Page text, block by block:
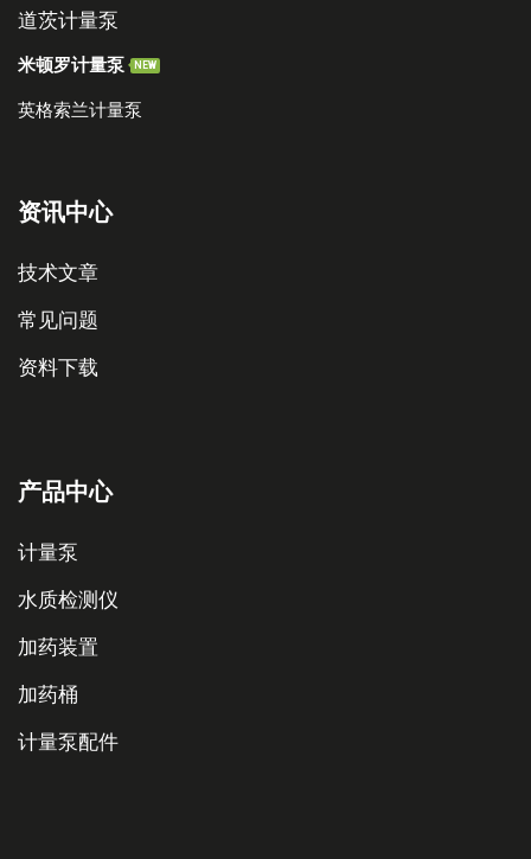
道茨计量泵
米顿罗计量泵 NEW
英格索兰计量泵
资讯中心
技术文章
常见问题
资料下载
产品中心
计量泵
水质检测仪
加药装置
加药桶
计量泵配件